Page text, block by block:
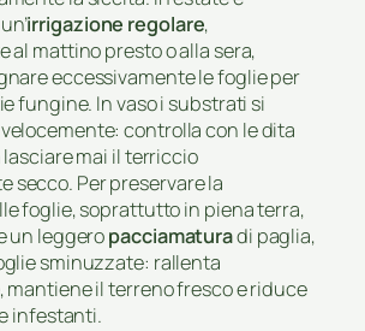
irrigazione regolare,
al mattino presto o alla sera,
eccessivamente le foglie per
fungine. In vaso i substrati si
controlla con le dita
lasciare mai il terriccio
secco. Per preservare la
foglie, soprattutto in piena terra,
un leggeropacciamaturadi paglia,
sminuzzate: rallenta
mantiene il terreno fresco e riduce
infestanti.